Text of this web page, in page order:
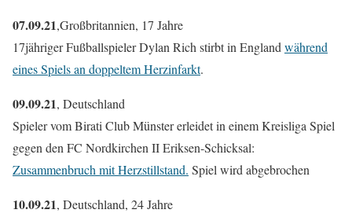
07.09.21,Großbritannien, 17 Jahre
17jähriger Fußballspieler Dylan Rich stirbt in England während
eines Spiels an doppeltem Herzinfarkt.
09.09.21, Deutschland
Spieler vom Birati Club Münster erleidet in einem Kreisliga Spiel
gegen den FC Nordkirchen II Eriksen-Schicksal:
Zusammenbruch mit Herzstillstand. Spiel wird abgebrochen
10.09.21, Deutschland, 24 Jahre